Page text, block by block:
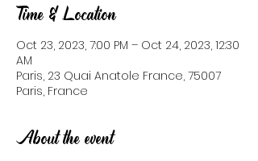
Time & Location
Oct 23, 2023, 7:00 PM – Oct 24, 2023, 12:30
AM
Paris, 23 Quai Anatole France, 75007
Paris, France
About the event